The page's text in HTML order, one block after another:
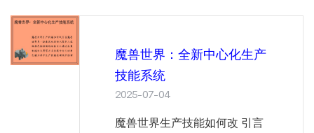
魔兽世界：全新中心化生产
技能系统
2025-07-04
魔兽世界生产技能如何改 引言